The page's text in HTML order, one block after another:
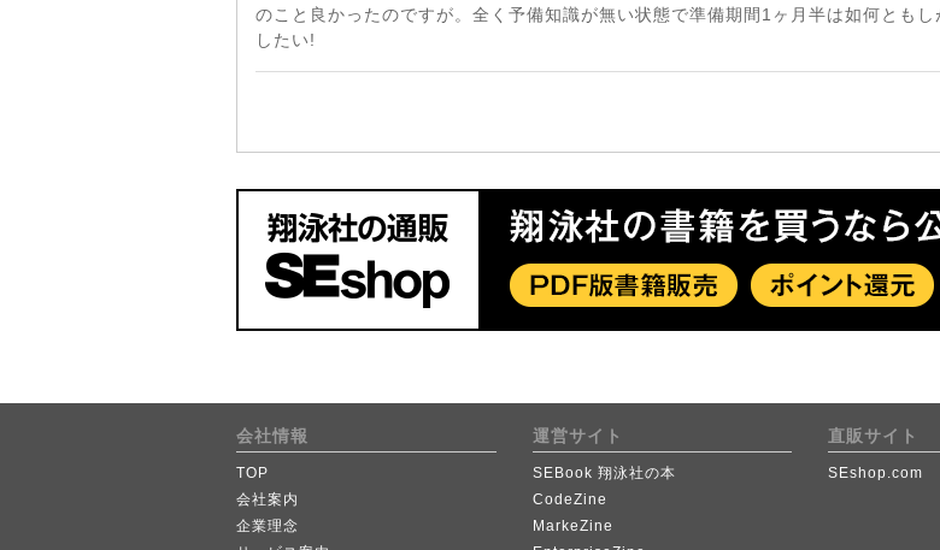
のこと良かったのですが。全く予備知識が無い状態で準備期間1ヶ月半は如何とも
したい!
会社情報
TOP
会社案内
企業理念
運営サイト
SEBook 翔泳社の本
CodeZine
MarkeZine
直販サイト
SEshop.com